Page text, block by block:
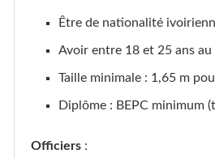
Être de nationalité
Avoir entre 18 et 25 ans au
Taille minimale : 1,65 m
Diplôme : BEPC minimum
Officiers :